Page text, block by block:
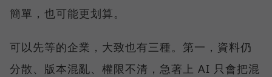
簡單，也可能更划算。
可以先等的企業，大致也有三種。第一，資料仍
分散、版本混亂、權限不清，急著上 AI 只會把混